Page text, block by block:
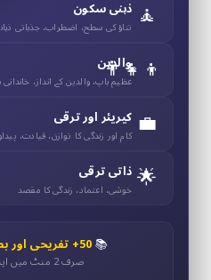
🧘 ذہنی سکون
تناؤ کی سطح، اضطراب، جذباتی
👨‍👧‍👦
والدین
عظیم باپ، والدین کے انداز،
💼 کیریئر اور ترقی
کام اور زندگی کا توازن، قیادت،
🌟 ذاتی ترقی
خوشی، اعتماد، زندگی کا مقصد
📚50+ تفریحی اور بصیرت افروز کوئز
صرف 2 منٹ میں اپنے آپ کو جانیں